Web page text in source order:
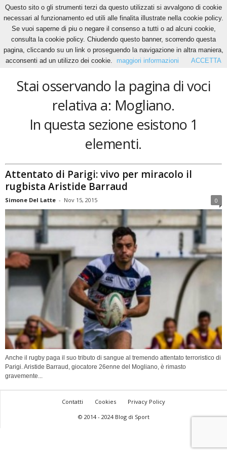
Home Tags Mogliano
Mogliano
Stai osservando la pagina di voci
relativa a: Mogliano.
In questa sezione esistono 1
elementi.
Attentato di Parigi: vivo per miracolo il
rugbista Aristide Barraud
Simone Del Latte - Nov 15, 2015 0
Anche il rugby paga il suo tributo di sangue al tremendo attentato terroristico di
Parigi. Aristide Barraud, giocatore 26enne del Mogliano, è rimasto
gravemente...
Contatti Cookies
Privacy Policy
© 2014 - 2024 Blog di Sport
Questo sito o gli strumenti terzi da questo utilizzati si avvalgono di cookie
necessari al funzionamento ed utili alle finalita illustrate nella cookie policy.
Se vuoi saperne di piu o negare il consenso a tutti o ad alcuni cookie,
consulta la cookie policy. Chiudendo questo banner, scorrendo questa
pagina, cliccando su un link o proseguendo la navigazione in altra maniera,
acconsenti ad un utilizzo dei cookie.
maggiori informazioni ACCETTA